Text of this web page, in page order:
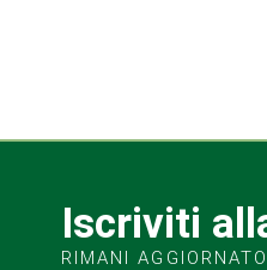
Iscriviti
RIMANI